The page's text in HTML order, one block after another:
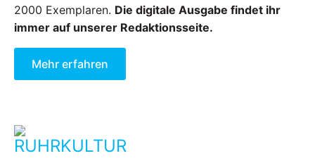
2000 Exemplaren. Die digitale Ausgabe findet ihr
immer auf unserer Redaktionsseite.
Mehr erfahren
RUHRKULTUR